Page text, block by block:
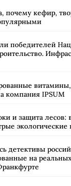
почему кефир,
победителей
компания IPSUM
и защита лесов:
детективы
на